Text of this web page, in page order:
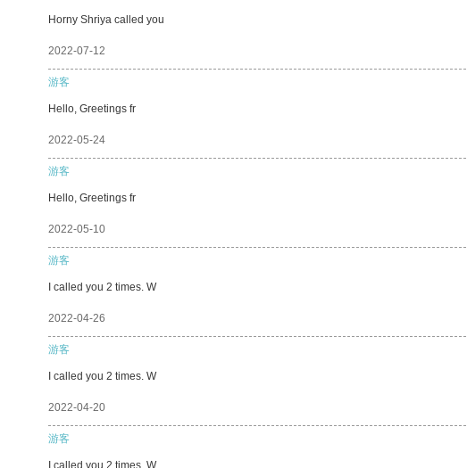
Horny Shriya called you
2022-07-12
游客
Hello, Greetings fr
2022-05-24
游客
Hello, Greetings fr
2022-05-10
游客
I called you 2 times. W
2022-04-26
游客
I called you 2 times. W
2022-04-20
游客
I called you 2 times. W